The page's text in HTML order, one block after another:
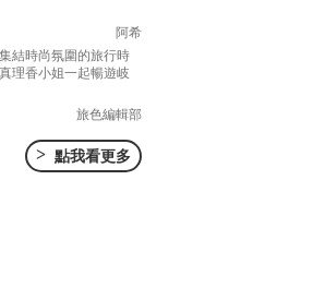
阿希
集結時尚氛圍的旅行時
理香小姐一起暢遊岐
旅色編輯部
> 點我看更多